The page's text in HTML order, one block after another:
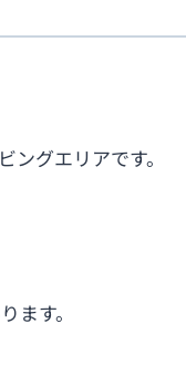
グエリアです。
ます。